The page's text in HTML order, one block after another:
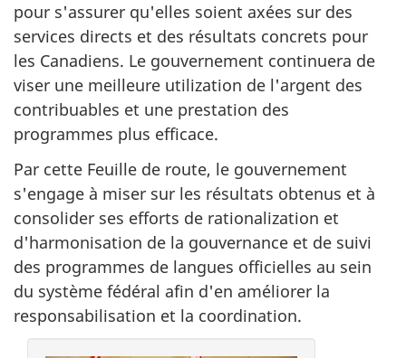
pour s'assurer qu'elles soient axées sur des
services directs et des résultats concrets pour
les Canadiens. Le gouvernement continuera de
viser une meilleure utilization de l'argent des
contribuables et une prestation des
programmes plus efficace.
Par cette Feuille de route, le gouvernement
s'engage à miser sur les résultats obtenus et à
consolider ses efforts de rationalization et
d'harmonisation de la gouvernance et de suivi
des programmes de langues officielles au sein
du système fédéral afin d'en améliorer la
responsabilisation et la coordination.